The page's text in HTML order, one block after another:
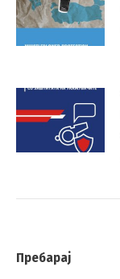
Пребарај